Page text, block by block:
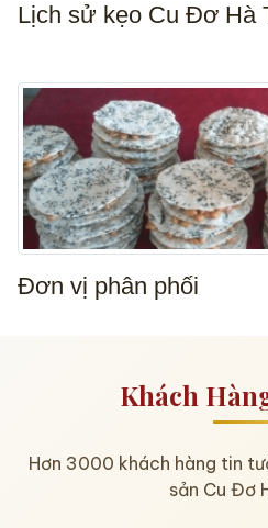
Lịch sử kẹo Cu Đơ Hà
Đơn vị phân phối
Khách
Hơn 3000 khách hàng tin
sản Cu Đơ